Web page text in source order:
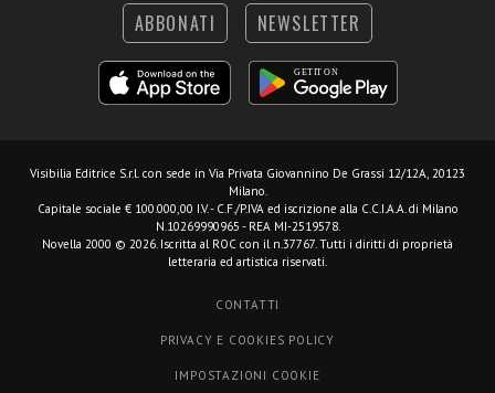
ABBONATI NEWSLETTER
Visibilia Editrice S.r.l. con sede in Via Privata Giovannino De Grassi 12/12A, 20123
Milano.
Capitale sociale € 100.000,00 I.V. - C.F./P.IVA ed iscrizione alla C.C.I.A.A. di Milano
N.10269990965 - REA MI-2519578.
Novella 2000 © 2026. Iscritta al ROC con il n.37767. Tutti i diritti di proprietà
letteraria ed artistica riservati.
CONTATTI
PRIVACY E COOKIES POLICY
IMPOSTAZIONI COOKIE